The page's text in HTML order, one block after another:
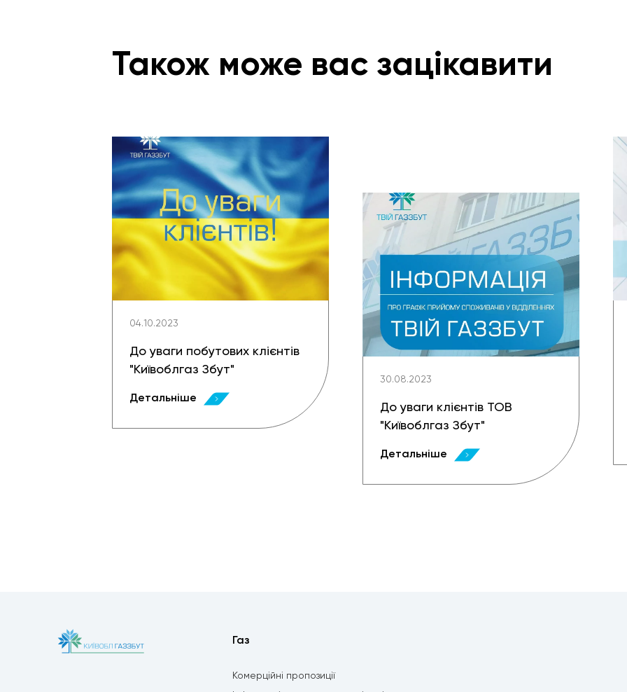
Також може вас зацікавити
04.10.2023
До уваги побутових клієнтів
"Київоблгаз Збут"
Детальніше
30.08.2023
До уваги клієнтів ТОВ
"Київоблгаз Збут"
Детальніше
Газ
Комерційні пропозиції